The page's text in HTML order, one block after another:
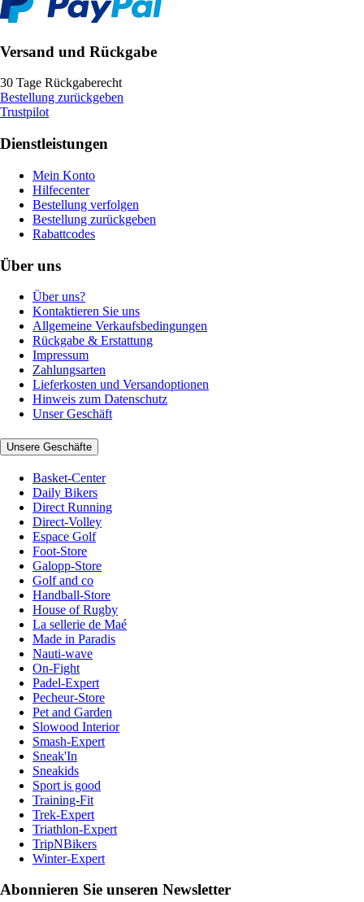
Versand und Rückgabe
30 Tage Rückgaberecht
Bestellung zurückgeben
Trustpilot
Dienstleistungen
Mein Konto
Hilfecenter
Bestellung verfolgen
Bestellung zurückgeben
Rabattcodes
Über uns
Über uns?
Kontaktieren Sie uns
Allgemeine Verkaufsbedingungen
Rückgabe & Erstattung
Impressum
Zahlungsarten
Lieferkosten und Versandoptionen
Hinweis zum Datenschutz
Unser Geschäft
Unsere Geschäfte
Basket-Center
Daily Bikers
Direct Running
Direct-Volley
Espace Golf
Foot-Store
Galopp-Store
Golf and co
Handball-Store
House of Rugby
La sellerie de Maé
Made in Paradis
Nauti-wave
On-Fight
Padel-Expert
Pecheur-Store
Pet and Garden
Slowood Interior
Smash-Expert
Sneak'In
Sneakids
Sport is good
Training-Fit
Trek-Expert
Triathlon-Expert
TripNBikers
Winter-Expert
Abonnieren Sie unseren Newsletter